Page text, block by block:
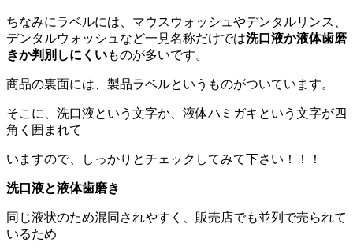
ちなみにラベルには、マウスウォッシュやデンタルリンス、
デンタルウォッシュなど一見名称だけでは洗口液か液体歯磨
きか判別しにくいものが多いです。
商品の裏面には、製品ラベルというものがついています。
そこに、洗口液という文字か、液体ハミガキという文字が四
角く囲まれて
いますので、しっかりとチェックしてみて下さい！！！
洗口液と液体歯磨き
同じ液状のため混同されやすく、販売店でも並列で売られて
いるため